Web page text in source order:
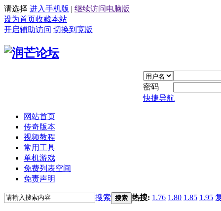
请选择 进入手机版 | 继续访问电脑版
设为首页收藏本站
开启辅助访问 切换到宽版
密码
快捷导航
网站首页
传奇版本
视频教程
常用工具
单机游戏
免费列表空间
免责声明
搜索 搜索 热搜: 1.76 1.80 1.85 1.95